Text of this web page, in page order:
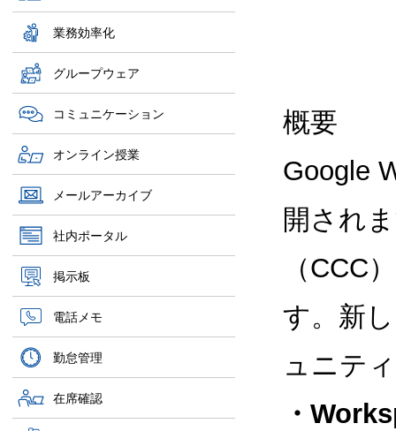
業務効率化
グループウェア
コミュニケーション
オンライン授業
メールアーカイブ
社内ポータル
掲示板
電話メモ
勤怠管理
在席確認
概要
Google
開され
（CCC
す。新
ュニテ
・